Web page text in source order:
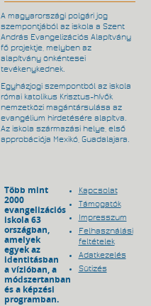
A magyarországi polgári jog
szempontjából az iskola a Szent
András Evangelizációs Alapítvány
fő projektje, melyben az
alapítvány önkéntesei
tevékenykednek.
Egyházjogi szempontból az iskola
római katolikus Krisztus-hívők
nemzetközi magántársulása az
evangélium hirdetésére alapítva.
Az iskola származási helye, első
approbációja Mexikó, Guadalajara.
Több mint
2000
evangelizációs
iskola 63
országban,
amelyek
egyek az
identitásban
a vízióban, a
módszertanban
és a képzési
programban.
Kapcsolat
Támogatók
Impresszum
Felhasználási
feltételek
Adatkezelés
Sütizés